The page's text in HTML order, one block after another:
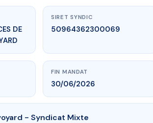
DE
SIRET SYNDIC
50964362300069
FIN MANDAT
30/06/2026
- Syndicat Mixte